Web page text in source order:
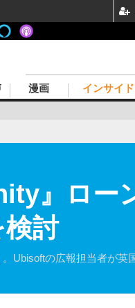
漫画 インサイド
』ロー
討
Ubisoftの広報担当者が英